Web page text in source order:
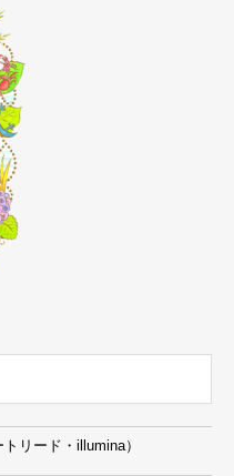
リード・illumina）